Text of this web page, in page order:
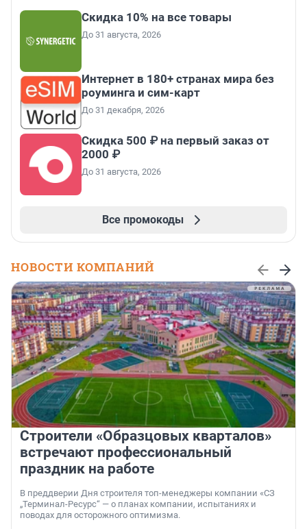
Скидка 10% на все товары
До 31 августа, 2026
Интернет в 180+ странах мира без
роуминга и сим-карт
До 31 декабря, 2026
Скидка 500 ₽ на первый заказ от
2000 ₽
До 31 августа, 2026
Все промокоды
НОВОСТИ КОМПАНИЙ
Строители «Образцовых кварталов»
встречают профессиональный
праздник на работе
В преддверии Дня строителя топ-менеджеры компании «СЗ
„Терминал-Ресурс“ — о планах компании, испытаниях и
поводах для осторожного оптимизма.